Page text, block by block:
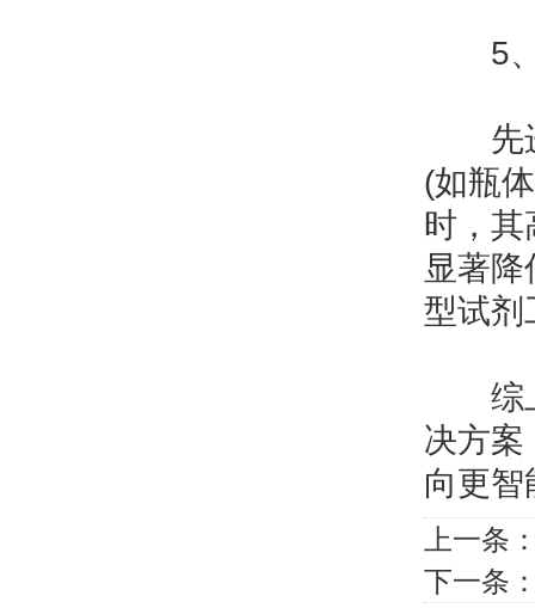
5、
先进
(如瓶
时，
显著
型试剂
综上
决方案
向更智
上一条
下一条